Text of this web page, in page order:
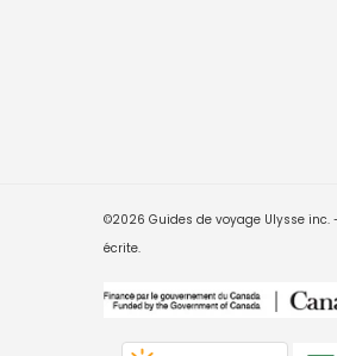
©2026 Guides de voyage Ulysse
écrite.